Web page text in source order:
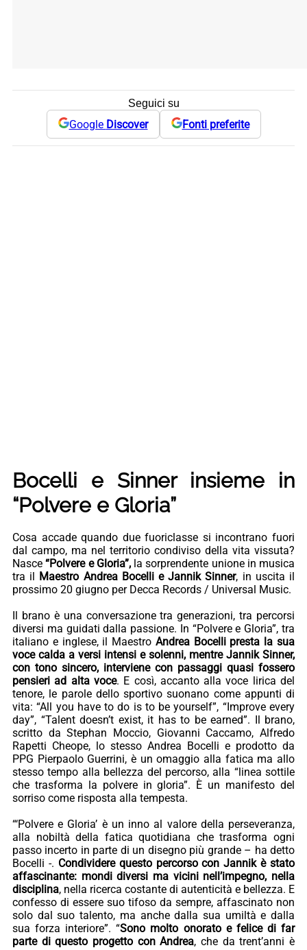
Seguici su
Google Discover Fonti preferite
Bocelli e Sinner insieme in
“Polvere e Gloria”
Cosa accade quando due fuoriclasse si incontrano fuori
dal campo, ma nel territorio condiviso della vita vissuta?
Nasce“Polvere e Gloria”,la sorprendente unione in musica
tra il Maestro Andrea Bocelli e Jannik Sinner, in uscita il
prossimo 20 giugno per Decca Records / Universal Music.
Il brano è una conversazione tra generazioni, tra percorsi
diversi ma guidati dalla passione. In “Polvere e Gloria”, tra
italiano e inglese, il Maestro Andrea Bocelli presta la sua
voce calda a versi intensi e solenni, mentre Jannik Sinner,
con tono sincero, interviene con passaggi quasi fossero
pensieri ad alta voce. E così, accanto alla voce lirica del
tenore, le parole dello sportivo suonano come appunti di
vita: “All you have to do is to be yourself”, “Improve every
day”, “Talent doesn’t exist, it has to be earned”. Il brano,
scritto da Stephan Moccio, Giovanni Caccamo, Alfredo
Rapetti Cheope, lo stesso Andrea Bocelli e prodotto da
PPG Pierpaolo Guerrini, è un omaggio alla fatica ma allo
stesso tempo alla bellezza del percorso, alla “linea sottile
che trasforma la polvere in gloria”. È un manifesto del
sorriso come risposta alla tempesta.
“‘Polvere e Gloria’ è un inno al valore della perseveranza,
alla nobiltà della fatica quotidiana che trasforma ogni
passo incerto in parte di un disegno più grande – ha detto
Bocelli -. Condividere questo percorso con Jannik è stato
affascinante: mondi diversi ma vicini nell’impegno, nella
disciplina, nella ricerca costante di autenticità e bellezza. E
confesso di essere suo tifoso da sempre, affascinato non
solo dal suo talento, ma anche dalla sua umiltà e dalla
sua forza interiore”. “Sono molto onorato e felice di far
parte di questo progetto con Andrea, che da trent’anni è